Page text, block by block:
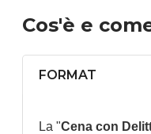
Cos'è e
FORMAT
La "Cena con